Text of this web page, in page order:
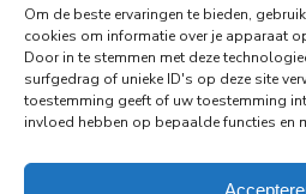
Om de beste ervaringen te bieden,
cookies om informatie over je apparaat
Door in te stemmen met deze
surfgedrag of unieke ID's op deze site
toestemming geeft of uw toestemming
invloed hebben op bepaalde functies en
creating a lasting